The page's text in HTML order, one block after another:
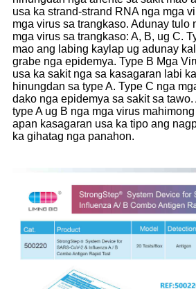
usa ka strand-strand RNA nga mga
mga virus sa trangkaso. Adunay tulo
mga virus sa trangkaso: A, B, ug C.
mao ang labing kaylap ug adunay
grabe nga epidemya. Type B Mga
usa ka sakit nga sa kasagaran labi
hinungdan sa type A. Type C nga
dako nga epidemya sa sakit sa
type A ug B nga mga virus
apan kasagaran usa ka tipo ang
ka gihatag nga panahon.